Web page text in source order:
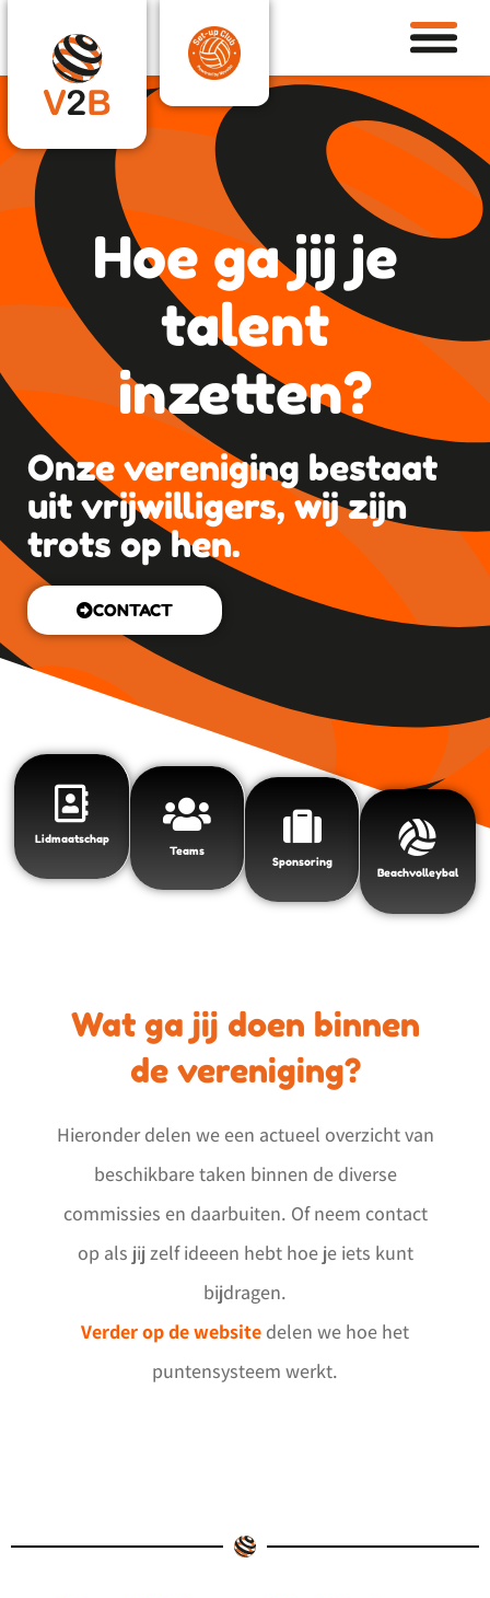
Hoe ga jij je
talent
inzetten?
Onze vereniging bestaat
uit vrijwilligers, wij zijn
trots op hen.
CONTACT
Lidmaatschap
Teams
Sponsoring
Beachvolleybal
Wat ga jij doen binnen
de vereniging?
Hieronder delen we een actueel overzicht van
beschikbare taken binnen de diverse
commissies en daarbuiten. Of neem contact
op als jij zelf ideeen hebt hoe je iets kunt
bijdragen.
Verder op de website delen we hoe het
puntensysteem werkt.